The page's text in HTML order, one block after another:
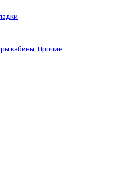
кабины, Прочие